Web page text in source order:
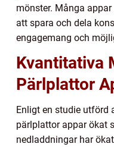
mönster. Många
att spara och dela
engagemang och
Kvantitativa
Pärlplattor
Enligt en studie utförd
pärlplattor appar ökat
nedladdningar har